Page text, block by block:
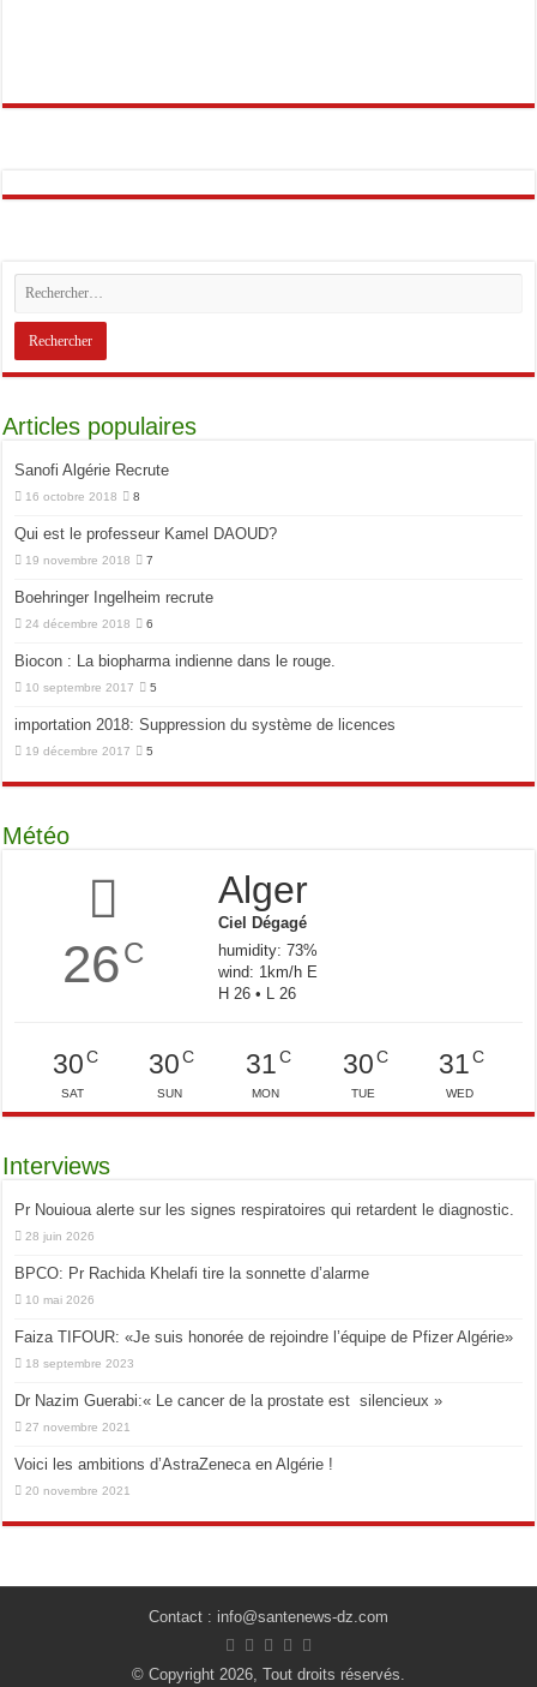
Articles populaires
Sanofi Algérie Recrute
16 octobre 2018 8
Qui est le professeur Kamel DAOUD?
19 novembre 2018 7
Boehringer Ingelheim recrute
24 décembre 2018 6
Biocon : La biopharma indienne dans le rouge.
10 septembre 2017 5
importation 2018: Suppression du système de licences
19 décembre 2017 5
Météo
26C
Alger
Ciel Dégagé
humidity: 73%
wind: 1km/h E
H 26 • L 26
30C
SAT
30 C
SUN
31C
MON
30C
TUE
31 C
WED
Interviews
Pr Nouioua alerte sur les signes respiratoires qui retardent le diagnostic.
28 juin 2026
BPCO: Pr Rachida Khelafi tire la sonnette d’alarme
10 mai 2026
Faiza TIFOUR: «Je suis honorée de rejoindre l’équipe de Pfizer Algérie»
18 septembre 2023
Dr Nazim Guerabi:« Le cancer de la prostate est silencieux »
27 novembre 2021
Voici les ambitions d’AstraZeneca en Algérie !
20 novembre 2021
Contact : info@santenews-dz.com
© Copyright 2026, Tout droits réservés.